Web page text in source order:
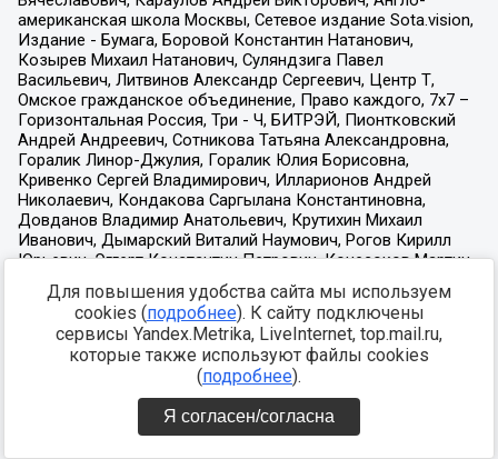
Для повышения удобства сайта мы используем
cookies (подробнее). К сайту подключены
сервисы Yandex.Metrika, LiveInternet, top.mail.ru,
которые также используют файлы cookies
(подробнее).
Я согласен/согласна